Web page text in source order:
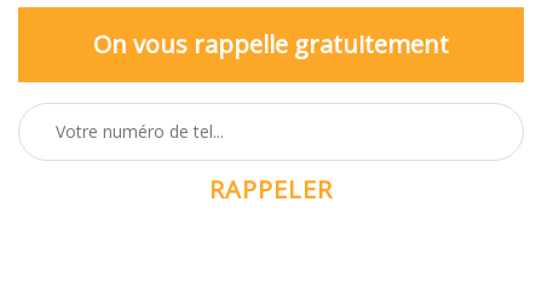
On vous rappelle gratuitement